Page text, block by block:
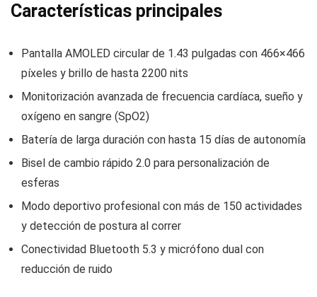
Características principales
Pantalla AMOLED circular de 1.43 pulgadas con 466×466
píxeles y brillo de hasta 2200 nits
Monitorización avanzada de frecuencia cardíaca, sueño y
oxígeno en sangre (SpO2)
Batería de larga duración con hasta 15 días de autonomía
Bisel de cambio rápido 2.0 para personalización de
esferas
Modo deportivo profesional con más de 150 actividades
y detección de postura al correr
Conectividad Bluetooth 5.3 y micrófono dual con
reducción de ruido